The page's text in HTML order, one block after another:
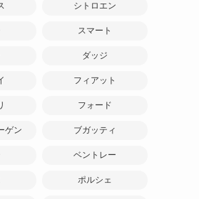
シトロエン
スマート
ダッジ
フィアット
フォード
ゲン ブガッティ
ベントレー
ポルシェ